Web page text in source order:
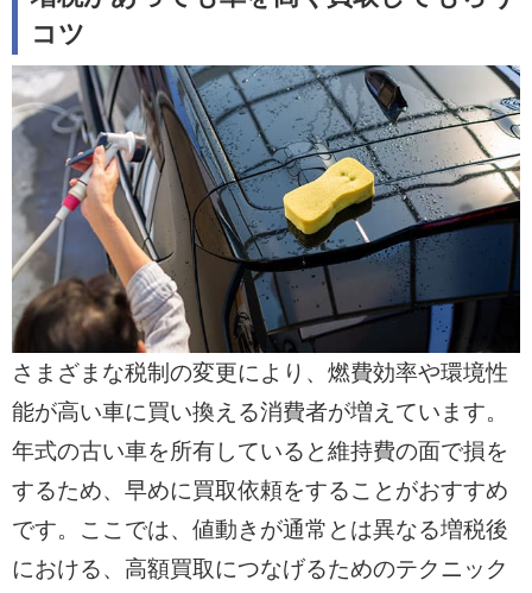
コツ
さまざまな税制の変更により、燃費効率や環境性
能が高い車に買い換える消費者が増えています。
年式の古い車を所有していると維持費の面で損を
するため、早めに買取依頼をすることがおすすめ
です。ここでは、値動きが通常とは異なる増税後
における、高額買取につなげるためのテクニック